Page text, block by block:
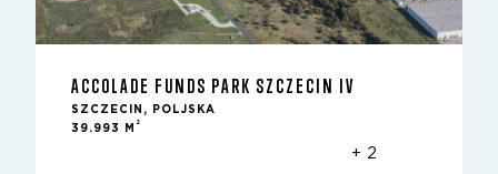
ACCOLADE FUNDS PARK SZCZECIN IV
SZCZECIN, POLJSKA
39.993 M
2
+ 2